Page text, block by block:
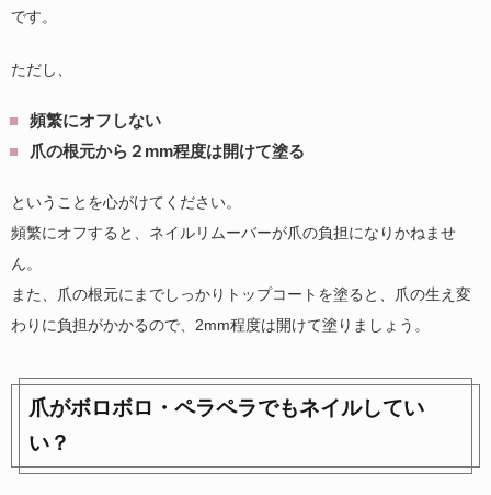
です。
ただし、
頻繁にオフしない
爪の根元から２mm程度は開けて塗る
ということを心がけてください。
頻繁にオフすると、ネイルリムーバーが爪の負担になりかねませ
ん。
また、爪の根元にまでしっかりトップコートを塗ると、爪の生え変
わりに負担がかかるので、2mm程度は開けて塗りましょう。
爪がボロボロ・ペラペラでもネイルしてい
い？